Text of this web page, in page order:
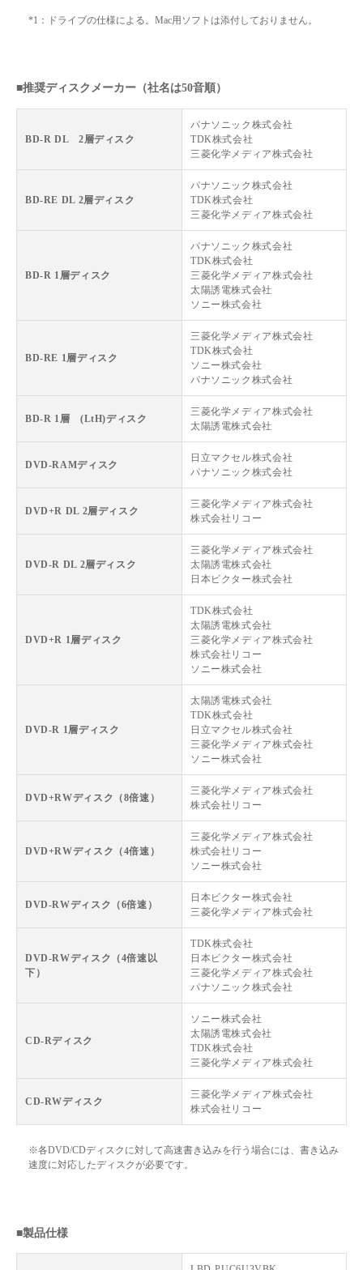
*1：ドライブの仕様による。Mac用ソフトは添付しておりません。
■推奨ディスクメーカー（社名は50音順）
BD-R DL 2層ディスク
パナソニック株式会社
TDK株式会社
三菱化学メディア株式会社
BD-RE DL 2層ディスク
パナソニック株式会社
TDK株式会社
三菱化学メディア株式会社
BD-R 1層ディスク
パナソニック株式会社
TDK株式会社
三菱化学メディア株式会社
太陽誘電株式会社
ソニー株式会社
BD-RE 1層ディスク
三菱化学メディア株式会社
TDK株式会社
ソニー株式会社
パナソニック株式会社
BD-R 1層 (LtH)ディスク
三菱化学メディア株式会社
太陽誘電株式会社
DVD-RAMディスク
日立マクセル株式会社
パナソニック株式会社
DVD+R DL 2層ディスク
三菱化学メディア株式会社
株式会社リコー
DVD-R DL 2層ディスク
三菱化学メディア株式会社
太陽誘電株式会社
日本ビクター株式会社
DVD+R 1層ディスク
TDK株式会社
太陽誘電株式会社
三菱化学メディア株式会社
株式会社リコー
ソニー株式会社
DVD-R 1層ディスク
太陽誘電株式会社
TDK株式会社
日立マクセル株式会社
三菱化学メディア株式会社
ソニー株式会社
DVD+RWディスク（8倍速）
三菱化学メディア株式会社
株式会社リコー
DVD+RWディスク（4倍速）
三菱化学メディア株式会社
株式会社リコー
ソニー株式会社
DVD-RWディスク（6倍速）
日本ビクター株式会社
三菱化学メディア株式会社
DVD-RWディスク（4倍速以
下）
TDK株式会社
日本ビクター株式会社
三菱化学メディア株式会社
パナソニック株式会社
CD-Rディスク
ソニー株式会社
太陽誘電株式会社
TDK株式会社
三菱化学メディア株式会社
CD-RWディスク
三菱化学メディア株式会社
株式会社リコー
※各DVD/CDディスクに対して高速書き込みを行う場合には、書き込み
速度に対応したディスクが必要です。
■製品仕様